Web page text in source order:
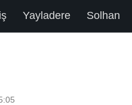
Yayladere Solhan